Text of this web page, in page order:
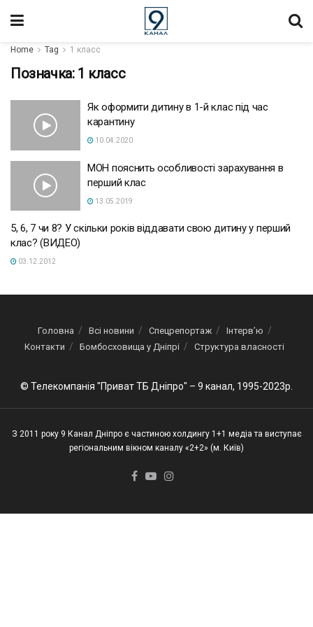
Home Tag 1 класс
Позначка: 1 класс
Як оформити дитину в 1-й клас під час
карантину
10.04.2020
МОН пояснить особливості зарахування в
перший клас
13.05.2019
5, 6, 7 чи 8? У скільки років віддавати свою дитину у перший
клас? (ВИДЕО)
03.12.2012
Головна Всі новини Спецрепортаж
Інтерв’ю
Контакти
Бомбосховища у Дніпрі Структура власності
© Телекомпанія "Приват ТБ Дніпро" – 9 канал, 1995-2023р.
З 2011 року 9 Канал Дніпро є частиною холдингу 1+1 медіа та виступає
регіональним вікном каналу «2+2» (м. Київ)